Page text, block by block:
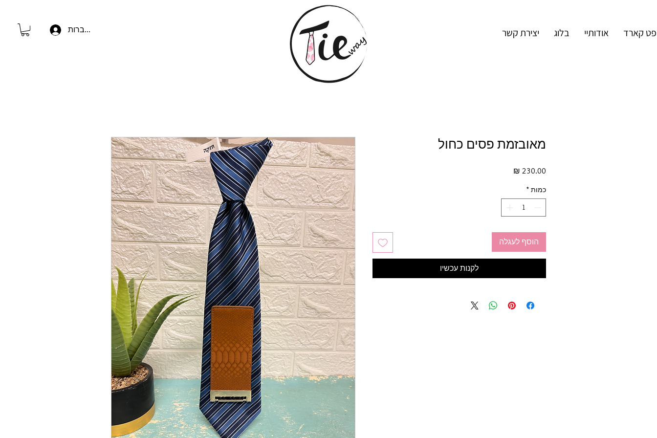
להתחברות קארד אודותיי בלוג יצירת קשר
מאובזמת פסים כחול
כמות *
הוסף לעגלה
לקנות עכשיו